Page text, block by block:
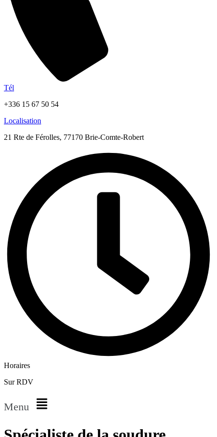
Tél
+336 15 67 50 54
Localisation
21 Rte de Férolles, 77170 Brie-Comte-Robert
Horaires
Sur RDV
Menu